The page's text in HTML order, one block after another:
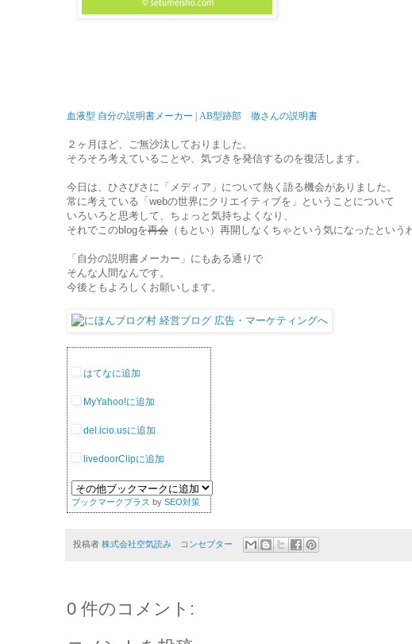
血液型 自分の説明書メーカー | AB型跡部　徹さんの説明書
２ヶ月ほど、ご無沙汰しておりました。
そろそろ考えていることや、気づきを発信するのを復活します。
今日は、ひさびさに「メディア」について熱く語る機会がありました。
常に考えている「webの世界にクリエイティブを」ということについて
いろいろと思考して、ちょっと気持ちよくなり、
それでこのblogを再会 （もとい）再開しなくちゃという気になったという
「自分の説明書メーカー」にもある通りで
そんな人間なんです。
今後ともよろしくお願いします。
はてなに追加
MyYahoo!に追加
del.icio.usに追加
livedoorClipに追加
ブックマークプラス by SEO対策
投稿者 株式会社空気読み コンセプター
0 件のコメント: